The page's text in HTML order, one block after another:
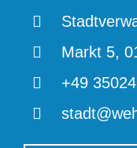
Markt 5,
+49